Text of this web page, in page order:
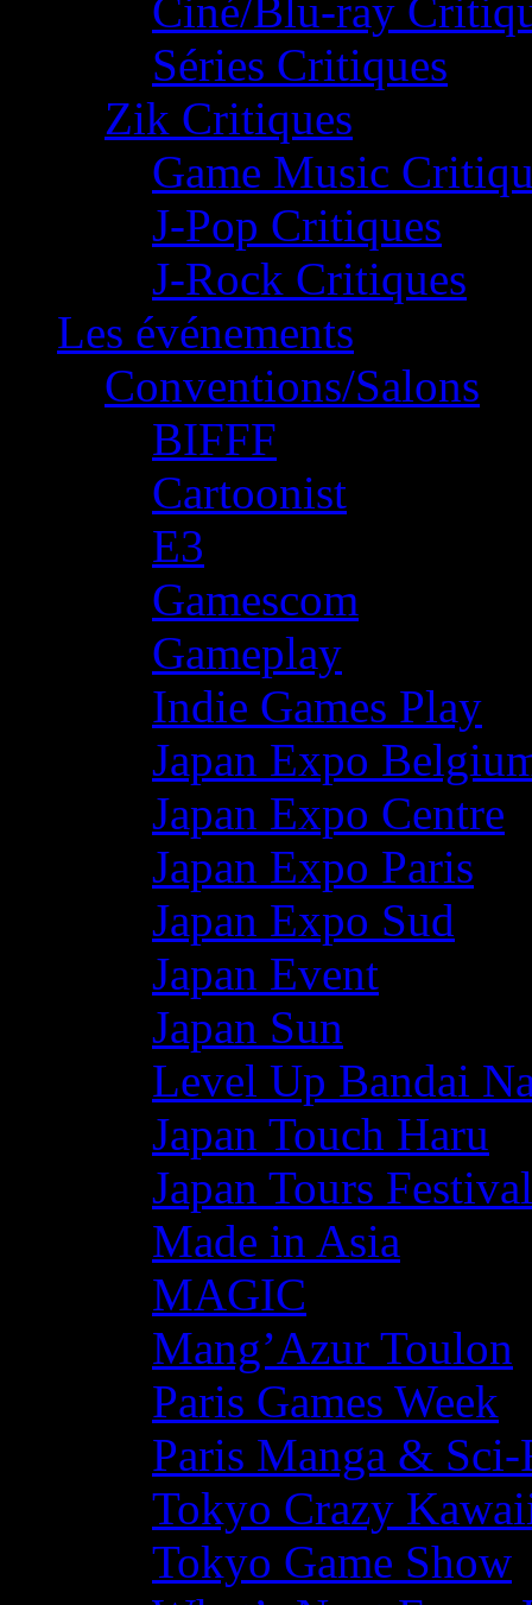
Ciné/Blu-ray
Séries Critiques
Zik Critiques
Game Music
J-Pop Critiques
J-Rock Critiques
Les événements
Conventions/Salons
BIFFF
Cartoonist
E3
Gamescom
Gameplay
Indie Games Play
Japan Expo
Japan Expo Centre
Japan Expo Paris
Japan Expo Sud
Japan Event
Japan Sun
Level Up Bandai
Japan Touch Haru
Japan Tours Festival
Made in Asia
MAGIC
Mang’Azur Toulon
Paris Games Week
Paris Manga &
Tokyo Crazy
Tokyo Game Show